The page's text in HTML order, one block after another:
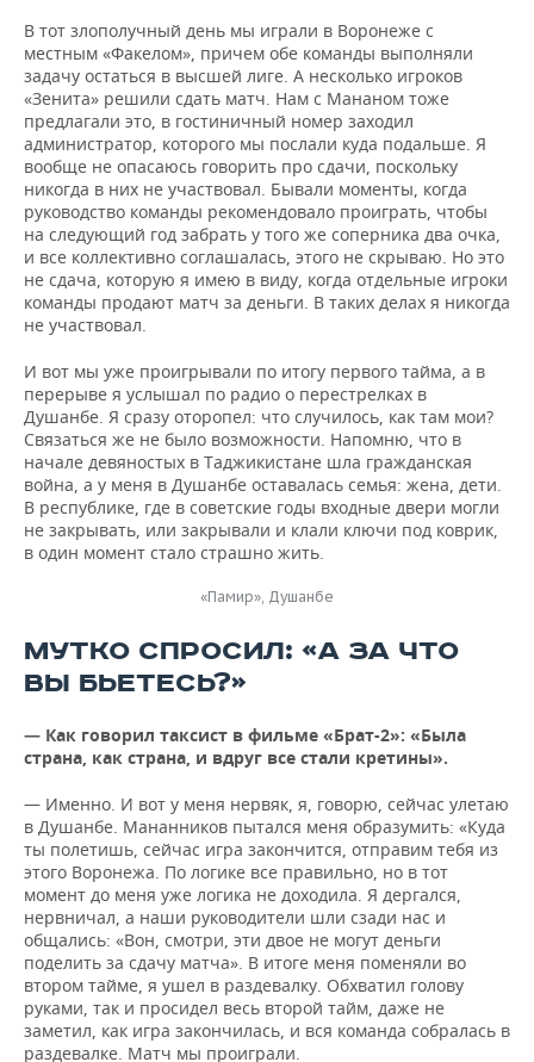
В тот злополучный день мы играли в Воронеже с
местным «Факелом», причем обе команды выполняли
задачу остаться в высшей лиге. А несколько игроков
«Зенита» решили сдать матч. Нам с Мананом тоже
предлагали это, в гостиничный номер заходил
администратор, которого мы послали куда подальше. Я
вообще не опасаюсь говорить про сдачи, поскольку
никогда в них не участвовал. Бывали моменты, когда
руководство команды рекомендовало проиграть, чтобы
на следующий год забрать у того же соперника два очка,
и все коллективно соглашалась, этого не скрываю. Но это
не сдача, которую я имею в виду, когда отдельные игроки
команды продают матч за деньги. В таких делах я никогда
не участвовал.
И вот мы уже проигрывали по итогу первого тайма, а в
перерыве я услышал по радио о перестрелках в
Душанбе. Я сразу оторопел: что случилось, как там мои?
Связаться же не было возможности. Напомню, что в
начале девяностых в Таджикистане шла гражданская
война, а у меня в Душанбе оставалась семья: жена, дети.
В республике, где в советские годы входные двери могли
не закрывать, или закрывали и клали ключи под коврик,
в один момент стало страшно жить.
«Памир», Душанбе
МУТКО СПРОСИЛ: «А ЗА ЧТО
ВЫ БЬЕТЕСЬ?»
— Как говорил таксист в фильме «Брат-2»: «Была
страна, как страна, и вдруг все стали кретины».
— Именно. И вот у меня нервяк, я, говорю, сейчас улетаю
в Душанбе. Мананников пытался меня образумить: «Куда
ты полетишь, сейчас игра закончится, отправим тебя из
этого Воронежа. По логике все правильно, но в тот
момент до меня уже логика не доходила. Я дергался,
нервничал, а наши руководители шли сзади нас и
общались: «Вон, смотри, эти двое не могут деньги
поделить за сдачу матча». В итоге меня поменяли во
втором тайме, я ушел в раздевалку. Обхватил голову
руками, так и просидел весь второй тайм, даже не
заметил, как игра закончилась, и вся команда собралась в
раздевалке. Матч мы проиграли.